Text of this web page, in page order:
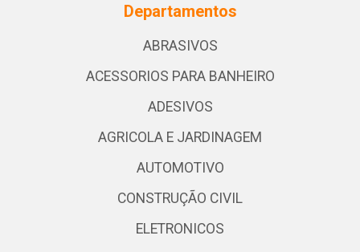
Departamentos
ABRASIVOS
ACESSORIOS PARA BANHEIRO
ADESIVOS
AGRICOLA E JARDINAGEM
AUTOMOTIVO
CONSTRUÇÃO CIVIL
ELETRONICOS